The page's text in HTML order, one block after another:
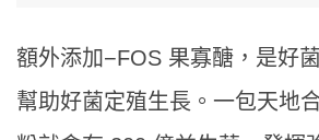
額外添加−FOS 果寡醣，是好
幫助好菌定殖生長。一包天地